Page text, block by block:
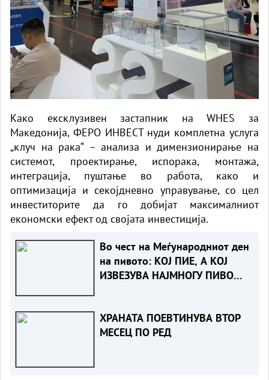
Како ексклузивен застапник на WHES за
Македонија, ФЕРО ИНВЕСТ нуди комплетна услуга
„клуч на рака“ – анализа и димензионирање на
системот, проектирање, испорака, монтажа,
интеграција, пуштање во работа, како и
оптимизација и секојдневно управување, со цел
инвеститорите да го добијат максималниот
економски ефект од својата инвестиција.
Во чест на Меѓународниот ден
на пивото: КОЈ ПИЕ, А КОЈ
ИЗВЕЗУВА НАЈМНОГУ ПИВО
ХРАНАТА ПОЕВТИНУВА ВТОР
МЕСЕЦ ПО РЕД